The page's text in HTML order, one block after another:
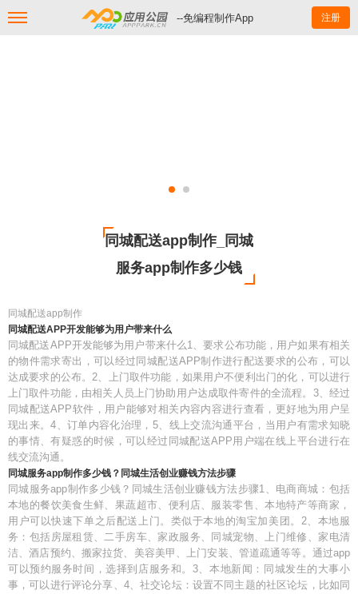
--免编程制作App 注册
同城配送app制作_同城
服务app制作多少钱
同城配送app制作
同城配送APP开发能够为用户带来什么
同城配送APP开发能够为用户带来什么1、要求公布功能，用户如果有相关
的物件需求寄出，可以经过同城配送APP制作进行配送要求的公布，可以
达成要求的公布。2、上门取件功能，如果用户不便利出门的化，可以进行
上门取件功能，由相关人员上门协助用户达成取件寄件的全流程。3、经过
同城配送APP软件，用户能够对相关内容内容进行查看，更好地为用户呈
现出来。4、订单内容化治理，5、线上交流沟通平台，当用户有需求知晓
的事情、有疑惑的时候，可以经过同城配送APP用户端在线上平台进行在
线交流沟通。
同城服务app制作多少钱？同城生活创业赚钱方法步骤
同城服务app制作多少钱？同城生活创业赚钱方法步骤1、电商商城：包括
本地的餐饮美食生鲜、果蔬超市、便利店、服装零售、本地特产等商家，
用户可以快速下单之后配送上门。类似于本地的淘宝加美团。2、本地服
务：包括房屋租赁、二手房车、家政服务、同城宠物、上门维修、家电清
洁、酒店预约、搬家拉货、美容美甲、上门安装、管道疏通等等。通过app
可以预约服务时间，选择到店服务和。3、本地新闻：同城发生的大事小
事，可以进行评论分享、4、社交论坛：设置不同主题的社区论坛，比如同